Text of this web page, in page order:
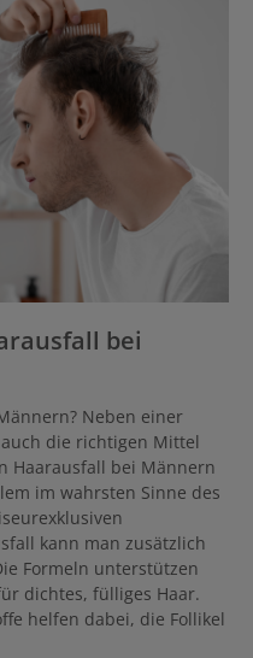
bei
Neben einer
die richtigen Mittel
Haarausfall bei Männern
im wahrsten Sinne des
kann man zusätzlich
Formeln unterstützen
dichtes, fülliges Haar.
helfen dabei, die Follikel